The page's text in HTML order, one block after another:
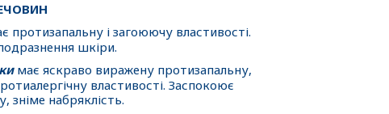
протизапальну і загоюючу властивості.
шкіри.
має яскраво виражену протизапальну,
властивості. Заспокоює
зніме набряклість.